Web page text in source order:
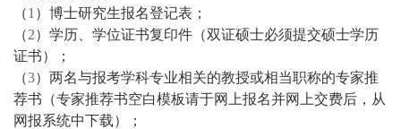
（1 ）博士研究生报名登记表；
（2）学历、学位证书复印件（双证硕士必须提交硕士学历
证书）；
（3）两名与报考学科专业相关的教授或相当职称的专家推
荐书（专家推荐书空白模板请于网上报名并网上交费后，从
网报系统中下载）；